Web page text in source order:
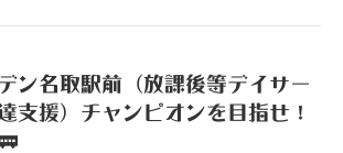
ン名取駅前（放課後等デイサー
支援）チャンピオンを目指せ！